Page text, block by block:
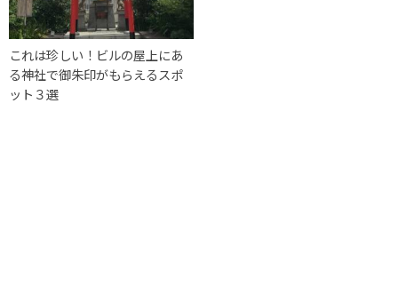
これは珍しい！ビルの屋上にあ
る神社で御朱印がもらえるスポ
ット３選